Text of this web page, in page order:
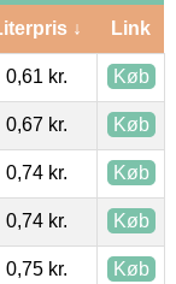
↓ Link
0,61 kr. Køb
0,67 kr. Køb
0,74 kr. Køb
0,74 kr. Køb
0,75 kr. Køb